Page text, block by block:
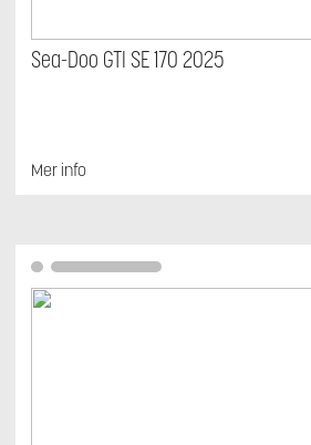
Sea-Doo GTI SE 170 2025
Mer info